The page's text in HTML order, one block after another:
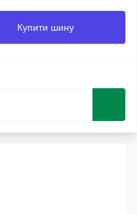
Купити шину